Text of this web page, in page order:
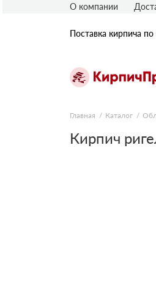
Поставка кирпича
Перейти в
О компании
Главная Каталог
Кирпич